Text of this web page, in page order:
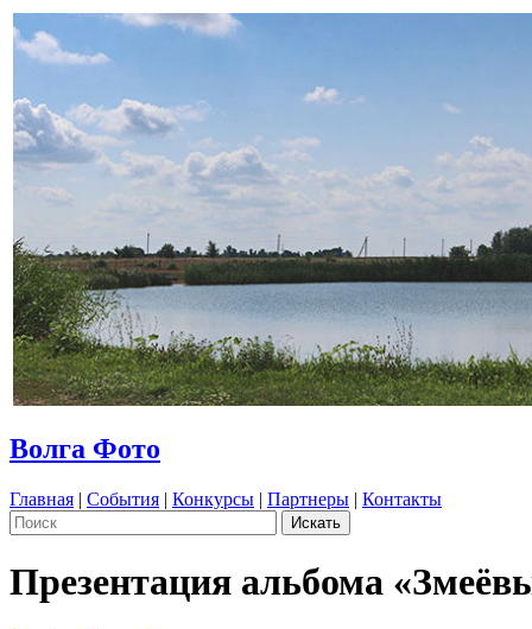
Волга Фото
Главная | События | Конкурсы | Партнеры | Контакты
Презентация альбома